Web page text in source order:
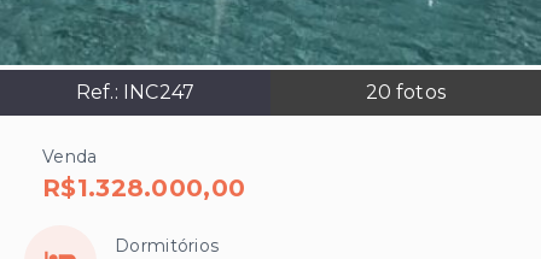
Ref.: INC247 20 fotos
Venda
R$1.328.000,00
Dormitórios